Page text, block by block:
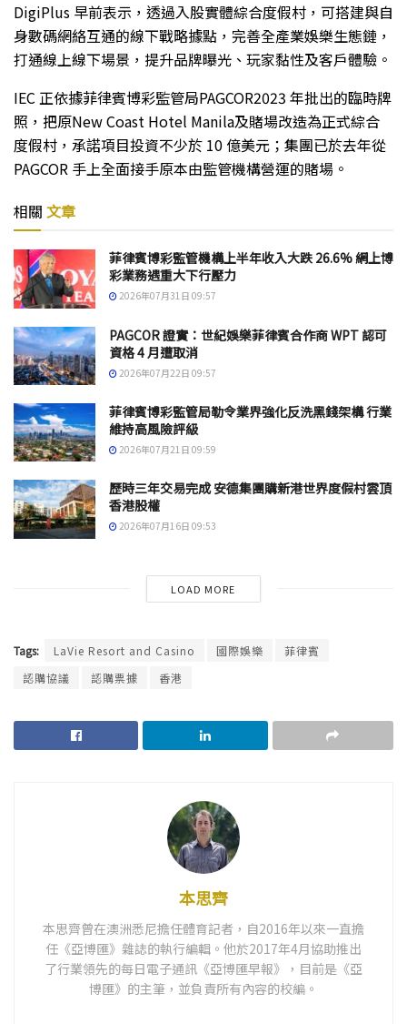
DigiPlus 早前表示，透過入股實體綜合度假村，可搭建與自
身數碼網絡互通的線下戰略據點，完善全產業娛樂生態鏈，
打通線上線下場景，提升品牌曝光、玩家黏性及客戶體驗。
IEC 正依據菲律賓博彩監管局PAGCOR2023 年批出的臨時牌
照，把原New Coast Hotel Manila及賭場改造為正式綜合
度假村，承諾項目投資不少於 10 億美元；集團已於去年從
PAGCOR 手上全面接手原本由監管機構營運的賭場。
相關 文章
菲律賓博彩監管機構上半年收入大跌 26.6% 網上博
彩業務遇重大下行壓力
2026年07月31日 09:57
PAGCOR 證實：世紀娛樂菲律賓合作商 WPT 認可
資格 4 月遭取消
2026年07月22日 09:57
菲律賓博彩監管局勒令業界強化反洗黑錢架構 行業
維持高風險評級
2026年07月21日 09:59
歷時三年交易完成 安德集團購新港世界度假村雲頂
香港股權
2026年07月16日 09:53
LOAD MORE
Tags: LaVie Resort and Casino 國際娛樂
菲律賓
認購協議
認購票據 香港
本思齊
本思齊曾在澳洲悉尼擔任體育記者，自2016年以來一直擔
任《亞博匯》雜誌的執行編輯。他於2017年4月協助推出
了行業領先的每日電子通訊《亞博匯早報》，目前是《亞
博匯》的主筆，並負責所有內容的校編。